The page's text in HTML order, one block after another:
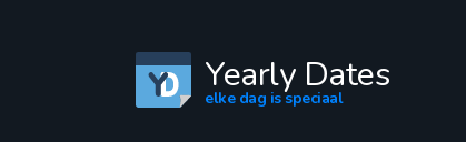
Yearly Dates
elke dag is speciaal